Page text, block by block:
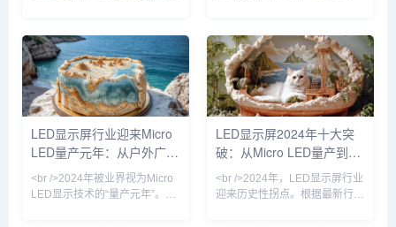
广告牌的全面升级与影视虚拟制
作棚的井喷式扩张。在纽约时代
广场，一块面积超过2000平方
米的裸眼3D LED屏刚刚刷新了
吉尼斯世界纪录；而在好莱坞，
超过60%的绿幕影棚已替换为
LED虚拟背景墙。业内分析师指
出，LED显示屏正从“显示工具”
面积产值较五年
关键节点，而苹果手表率先采用
Micro LED面板的消息更让整个
产业链沸腾。据《华尔街日报》
获得的供应链数据，Micro LED
芯片成本在过去12个月中下降
了42%，远超行业年初预测的
25%。这意味着，曾经被视为
“天价”的Micro LED电视，零售
LED显示屏行业迎来Micro
LED量产元年：从户外广告
到虚拟影棚的颠覆性变革
<br />2024年被业界视为Micro
LED显示技术的“量产元年”。最
LED显示屏2024年十大突
破：从Micro LED量产到AI
驱动数字户外广告的革命性
蜕变
<br />2024年，LED显示屏行业
迎来历史性拐点。根据最新行业